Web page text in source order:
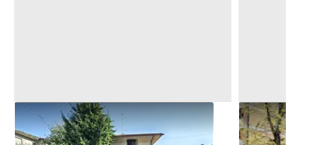
Asta Casa indipendente con corte
pertinenziale
Asta